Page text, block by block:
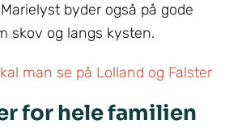
byder også på gode
skov og langs kysten.
man se på Lolland og Falster
for hele familien